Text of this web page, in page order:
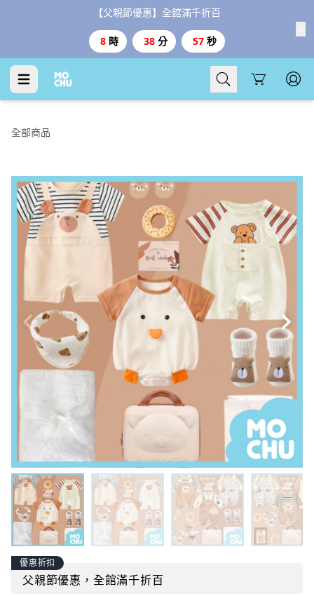
【父親節優惠】全館滿千折百
8 時 38 分 55 秒
Cart
全部商品
優惠折扣
父親節優惠，全館滿千折百